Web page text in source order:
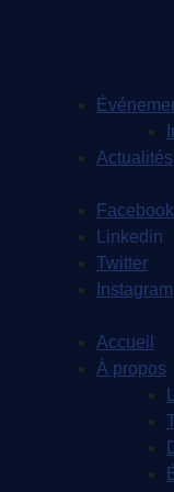
Actualités
Facebook
Linkedin
Twitter
Instagram
Accueil
À propos